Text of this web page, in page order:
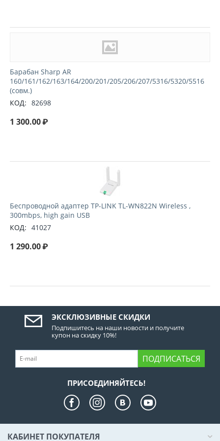
Барабан Sharp AR
160/161/162/163/164/200/201/205/206/207/5316/5320/5516
(совм.)
КОД: 82698
1 300.00₽
Беспроводной адаптер TP-LINK TL-WN822N Wireless ,
300mbps, high gain USB
КОД: 41027
1 290.00₽
ЭКСКЛЮЗИВНЫЕ СКИДКИ
Подпишитесь на наши новости и получите
купон на скидку 10%!
ПОДПИСАТЬСЯ
ПРИСОЕДИНЯЙТЕСЬ!
КАБИНЕТ ПОКУПАТЕЛЯ